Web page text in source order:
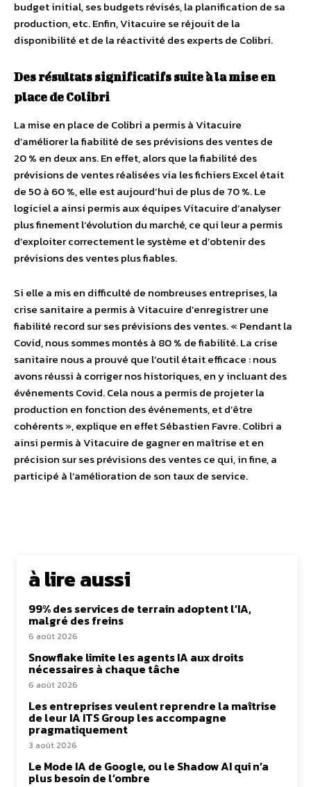
budget initial, ses budgets révisés, la planification de sa
production, etc. Enfin, Vitacuire se réjouit de la
disponibilité et de la réactivité des experts de Colibri.
Des résultats significatifs suite à la mise en
place de Colibri
La mise en place de Colibri a permis à Vitacuire
d’améliorer la fiabilité de ses prévisions des ventes de
20 % en deux ans. En effet, alors que la fiabilité des
prévisions de ventes réalisées via les fichiers Excel était
de 50 à 60 %, elle est aujourd’hui de plus de 70 %. Le
logiciel a ainsi permis aux équipes Vitacuire d’analyser
plus finement l’évolution du marché, ce qui leur a permis
d’exploiter correctement le système et d’obtenir des
prévisions des ventes plus fiables.
Si elle a mis en difficulté de nombreuses entreprises, la
crise sanitaire a permis à Vitacuire d’enregistrer une
fiabilité record sur ses prévisions des ventes. « Pendant la
Covid, nous sommes montés à 80 % de fiabilité. La crise
sanitaire nous a prouvé que l’outil était efficace : nous
avons réussi à corriger nos historiques, en y incluant des
événements Covid. Cela nous a permis de projeter la
production en fonction des événements, et d’être
cohérents », explique en effet Sébastien Favre. Colibri a
ainsi permis à Vitacuire de gagner en maîtrise et en
précision sur ses prévisions des ventes ce qui, in fine, a
participé à l’amélioration de son taux de service.
à lire aussi
99% des services de terrain adoptent l’IA,
malgré des freins
6 août 2026
Snowflake limite les agents IA aux droits
nécessaires à chaque tâche
6 août 2026
Les entreprises veulent reprendre la maîtrise
de leur IA ITS Group les accompagne
pragmatiquement
3 août 2026
Le Mode IA de Google, ou le Shadow AI qui n’a
plus besoin de l’ombre